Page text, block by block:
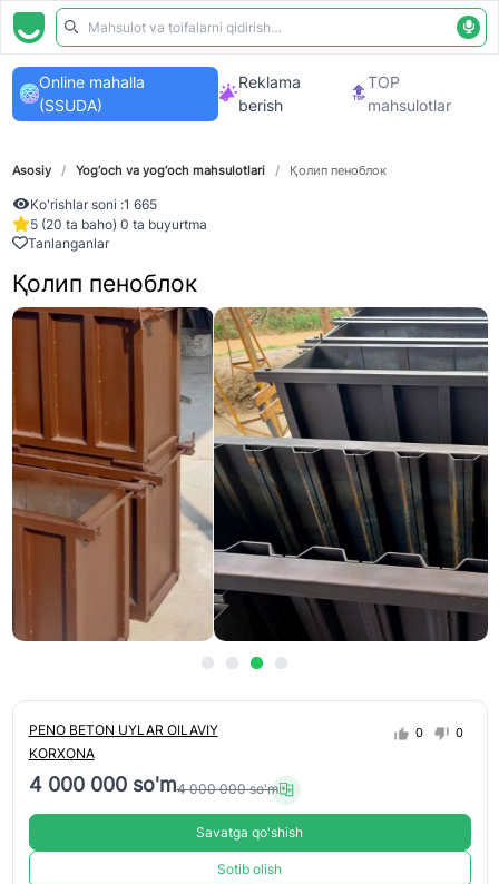
Online mahalla
(SSUDA)
Reklama
berish
TOP
mahsulotlar
Asosiy / Yog‘och va yog‘och mahsulotlari / Қолип пеноблок
Ko'rishlar soni :1 665
5 (20 ta baho) 0 ta buyurtma
Tanlanganlar
Қолип пеноблок
PENO BETON UYLAR OILAVIY
KORXONA
0 0
4 000 000 so'm4 000 000 so'm
Savatga qo'shish
Sotib olish